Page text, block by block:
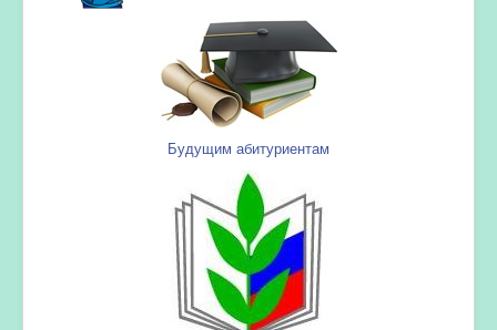
Будущим абитуриентам